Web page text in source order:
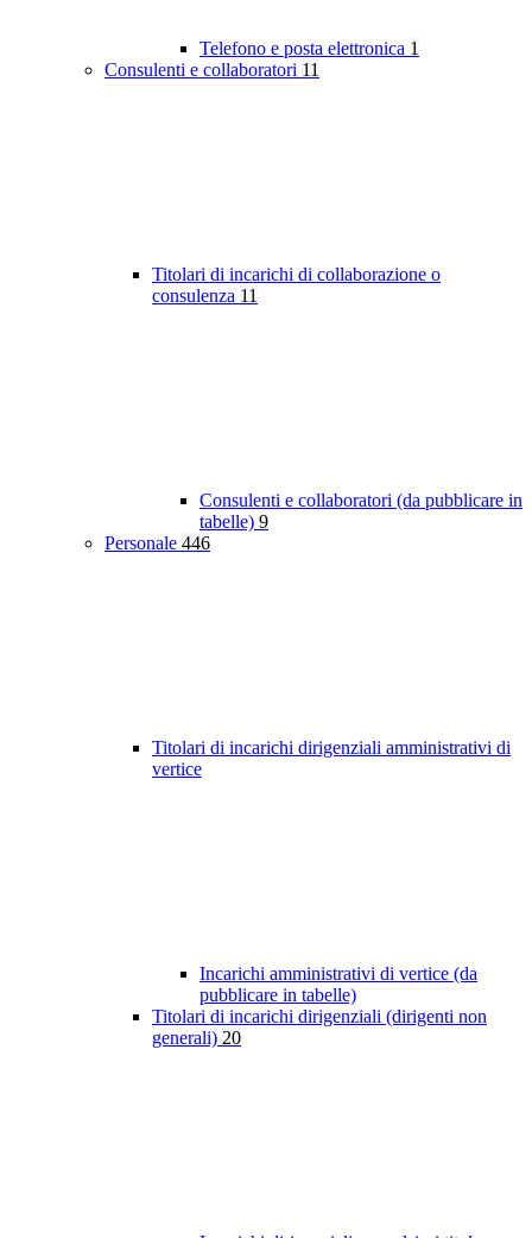
Telefono e posta elettronica 1
Consulenti e collaboratori 11
Titolari di incarichi di collaborazione o
consulenza 11
Consulenti e collaboratori (da pubblicare in
tabelle) 9
Personale 446
Titolari di incarichi dirigenziali amministrativi di
vertice
Incarichi amministrativi di vertice (da
pubblicare in tabelle)
Titolari di incarichi dirigenziali (dirigenti non
generali) 20